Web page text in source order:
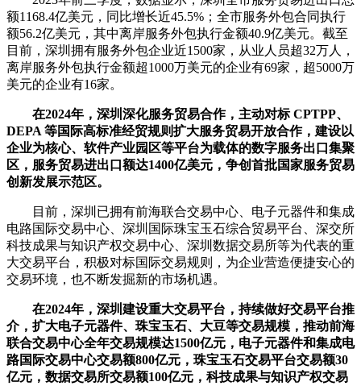
额1168.4亿美元，同比增长近45.5%；全市服务外包合同执行
额56.2亿美元，其中离岸服务外包执行金额40.9亿美元。截至
目前，深圳拥有服务外包企业近1500家，从业人员超32万人，
离岸服务外包执行金额超1000万美元的企业有69家，超5000万
美元的企业有16家。
在2024年，深圳深化服务贸易合作，主动对标 CPTPP、
DEPA 等国际高标准经贸规则扩大服务贸易开放合作，建设以
企业为核心、软件产业园区等平台为载体的数字服务出口集聚
区，服务贸易进出口额达1400亿美元，争创首批国家服务贸易
创新发展示范区。
目前，深圳已拥有前海联合交易中心、电子元器件和集成
电路国际交易中心、深圳国际珠宝玉石综合贸易平台、深交所
科技成果与知识产权交易中心、深圳数据交易所等为代表的重
大交易平台，积极对标国际交易规则，为企业营造便捷安心的
交易环境，也不断发掘新的市场机遇。
在2024年，深圳建设重大交易平台，持续做好交易平台推
介，扩大电子元器件、珠宝玉石、大豆等交易规模，推动前海
联合交易中心全年交易规模达1500亿元，电子元器件和集成电
路国际交易中心交易额800亿元，珠宝玉石交易平台交易额30
亿元，数据交易所交易额100亿元，科技成果与知识产权交易